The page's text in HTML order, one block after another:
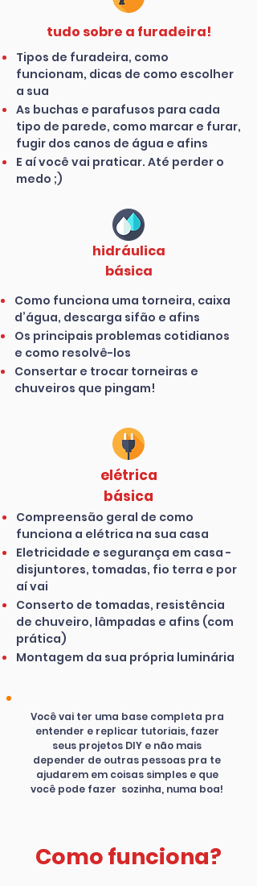
Tipos de furadeira, como
funcionam, dicas de como escolher
a sua
As buchas e parafusos para cada
tipo de parede, como marcar e furar,
fugir dos canos de água e afins
E aí você vai praticar. Até perder o
medo ;)
tudo sobre a furadeira!
hidráulica
básica
Como funciona uma torneira, caixa
d’água, descarga sifão e afins
Os principais problemas cotidianos
e como resolvê-los
Consertar e trocar torneiras e
chuveiros que pingam!
elétrica
básica
Compreensão geral de como
funciona a elétrica na sua casa
Eletricidade e segurança em casa -
disjuntores, tomadas, fio terra e por
aí vai
Conserto de tomadas, resistência
de chuveiro, lâmpadas e afins (com
prática)
Montagem da sua própria luminária
Você vai ter uma base completa pra
entender e replicar tutoriais, fazer
seus projetos DIY e não mais
depender de outras pessoas pra te
ajudarem em coisas simples e que
você pode fazer sozinha, numa boa!
Como funciona?